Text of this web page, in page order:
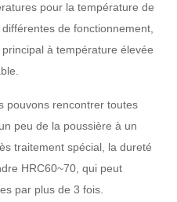
pour la température de
de fonctionnement,
à température élevée
pouvons rencontrer toutes
peu de la poussière à un
traitement spécial, la dureté
HRC60~70, qui peut
par plus de 3 fois.